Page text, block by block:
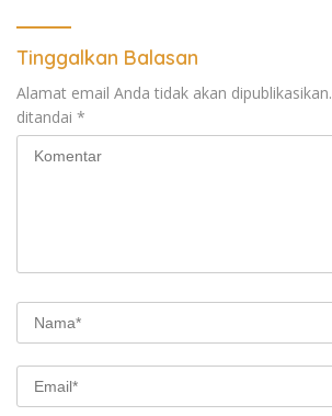
Pemantau dan Pengawas
MBG
Tinggalkan Balasan
Alamat email Anda tidak akan dipublikasikan.
ditandai *